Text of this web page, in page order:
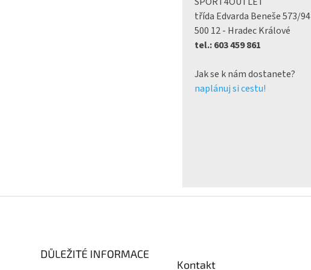
třída Edvarda Beneše 573/94
500 12 - Hradec Králové
tel.: 603 459 861
Jak se k nám dostanete?
naplánuj si cestu!
DŮLEŽITÉ INFORMACE
Kontakt